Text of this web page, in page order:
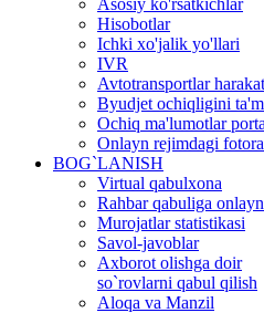
Hisobotlar
Ichki xo'jalik yo'llari
IVR
Avtotransportlar
Byudjet ochiqligini
Ochiq ma'lumotlar
Onlayn rejimdagi
BOG`LANISH
Virtual qabulxona
Rahbar qabuliga
Murojatlar statistikasi
Savol-javoblar
Axborot olishga doir
so`rovlarni qabul qilish
Aloqa va Manzil